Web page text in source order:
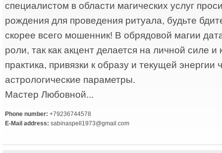
специалистом в области магических услуг
рождения для проведения ритуала, будьте
скорее всего мошенник! В обрядовой магии
роли, так как акцент делается на личной силе и
практика, привязки к образу и текущей энергии
астрологические параметры.
Мастер Любовной...
Phone number: +79236744578
E-Mail address: sabinaspell1973@gmail.com